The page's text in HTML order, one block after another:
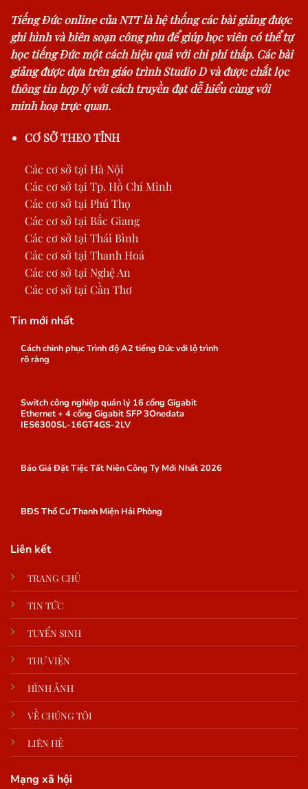
Tiếng Đức online của NTT là hệ thống các bài giảng được
ghi hình và biên soạn công phu để giúp học viên có thể tự
học tiếng Đức một cách hiệu quả với chi phí thấp. Các bài
giảng được dựa trên giáo trình Studio D và được chắt lọc
thông tin hợp lý với cách truyền đạt dễ hiểu cùng với
minh hoạ trực quan.
CƠ SỞ THEO TỈNH
Các cơ sở tại Hà Nội
Các cơ sở tại Tp. Hồ Chí Minh
Các cơ sở tại Phú Thọ
Các cơ sở tại Bắc Giang
Các cơ sở tại Thái Bình
Các cơ sở tại Thanh Hoá
Các cơ sở tại Nghệ An
Các cơ sở tại Cần Thơ
Tin mới nhất
Cách chinh phục Trình độ A2 tiếng Đức với lộ trình
rõ ràng
Switch công nghiệp quản lý 16 cổng Gigabit
Ethernet + 4 cổng Gigabit SFP 3Onedata
IES6300SL-16GT4GS-2LV
Báo Giá Đặt Tiệc Tất Niên Công Ty Mới Nhất 2026
BĐS Thổ Cư Thanh Miện Hải Phòng
Liên kết
TRANG CHỦ
TIN TỨC
TUYỂN SINH
THƯ VIỆN
HÌNH ẢNH
VỀ CHÚNG TÔI
LIÊN HỆ
Mạng xã hội